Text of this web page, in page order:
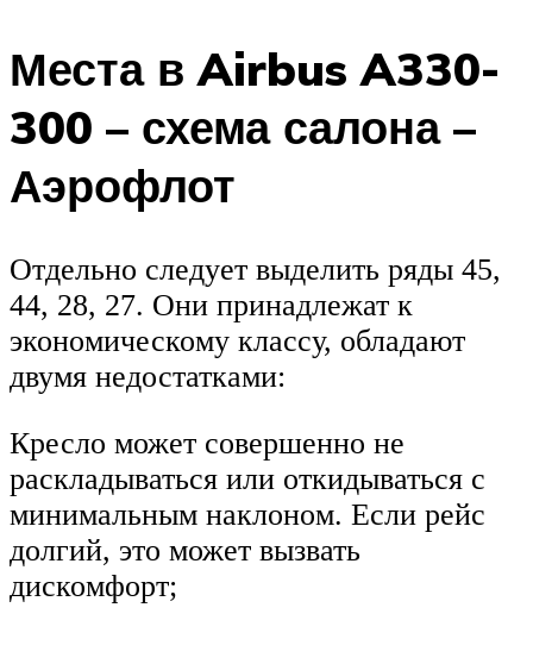
Места в Airbus A330-
300 – схема салона –
Аэрофлот
Отдельно следует выделить ряды 45,
44, 28, 27. Они принадлежат к
экономическому классу, обладают
двумя недостатками:
Кресло может совершенно не
раскладываться или откидываться с
минимальным наклоном. Если рейс
долгий, это может вызвать
дискомфорт;